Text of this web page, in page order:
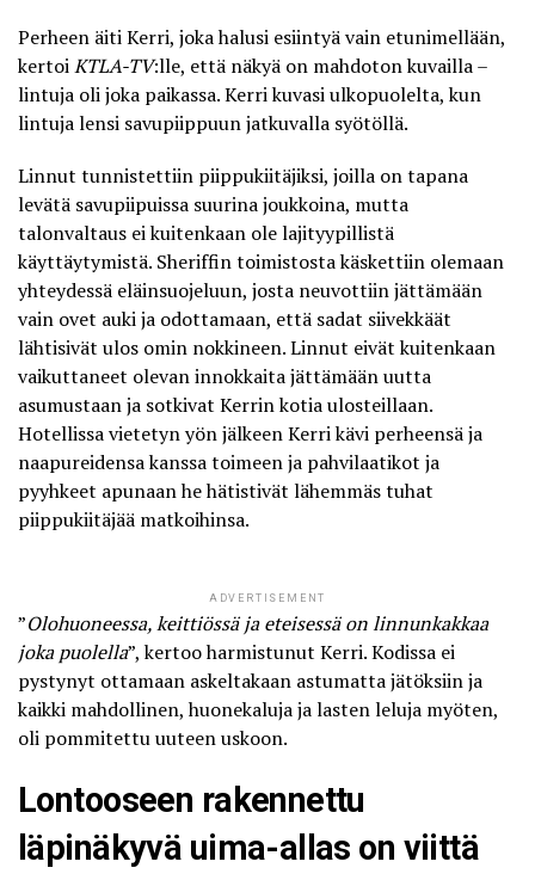
Perheen äiti Kerri, joka halusi esiintyä vain etunimellään,
kertoiKTLA-TV:lle, että näkyä on mahdoton kuvailla –
lintuja oli joka paikassa. Kerri kuvasi ulkopuolelta, kun
lintuja lensi savupiippuunjatkuvalla syötöllä.
Linnut tunnistettiin piippukiitäjiksi, joilla on tapana
levätä savupiipuissa suurina joukkoina, mutta
talonvaltaus ei kuitenkaan ole lajityypillistä
käyttäytymistä. Sheriffin toimistosta käskettiin olemaan
yhteydessä eläinsuojeluun, josta neuvottiin jättämään
vain ovet auki ja odottamaan, että sadat siivekkäät
lähtisivät ulos omin nokkineen. Linnut eivät kuitenkaan
vaikuttaneet olevan innokkaita jättämään uutta
asumustaan ja sotkivat Kerrin kotia ulosteillaan.
Hotellissa vietetyn yön jälkeen Kerri kävi perheensä ja
naapureidensa kanssa toimeen ja pahvilaatikot ja
pyyhkeet apunaan he hätistivät lähemmäs tuhat
piippukiitäjää matkoihinsa.
ADVERTISEMENT
”Olohuoneessa, keittiössä ja eteisessä on linnunkakkaa
joka puolella”, kertoo harmistunut Kerri. Kodissa ei
pystynyt ottamaan askeltakaan astumatta jätöksiin ja
kaikki mahdollinen, huonekaluja ja lasten leluja myöten,
oli pommitettu uuteen uskoon.
Lontooseen rakennettu
läpinäkyvä uima-allas on viittä